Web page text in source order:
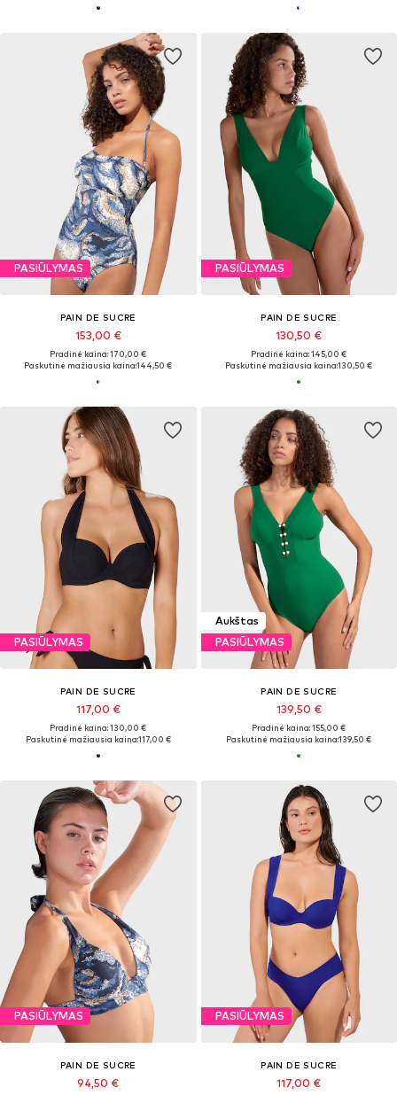
PASIŪLYMAS
PAIN DE SUCRE
153,00 €
Pradinė kaina: 170,00 €
Paskutinė mažiausia kaina:144,50 €
PASIŪLYMAS
PAIN DE SUCRE
130,50 €
Pradinė kaina: 145,00 €
Paskutinė mažiausia kaina:130,50 €
PASIŪLYMAS
PAIN DE SUCRE
117,00 €
Pradinė kaina: 130,00 €
Paskutinė mažiausia kaina:117,00 €
Aukštas
PASIŪLYMAS
PAIN DE SUCRE
139,50 €
Pradinė kaina: 155,00 €
Paskutinė mažiausia kaina:139,50 €
PASIŪLYMAS
PAIN DE SUCRE
94,50 €
PASIŪLYMAS
PAIN DE SUCRE
117,00 €